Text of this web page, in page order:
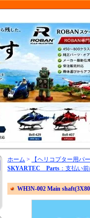
ホーム >
【ヘリコプター用パ
SKYARTEC Parts ：支払い
WH3N-002 Main